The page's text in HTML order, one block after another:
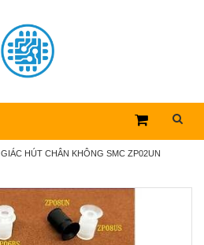
GIÁC HÚT CHÂN KHÔNG SMC ZP02UN